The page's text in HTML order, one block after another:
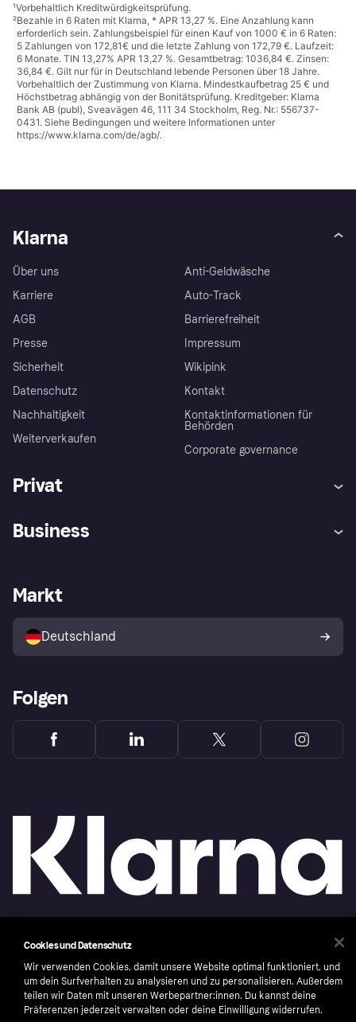
¹Vorbehaltlich Kreditwürdigkeitsprüfung.
²Bezahle in 6 Raten mit Klarna, * APR 13,27 %. Eine Anzahlung kann
erforderlich sein. Zahlungsbeispiel für einen Kauf von 1000 € in 6 Raten:
5 Zahlungen von 172,81€ und die letzte Zahlung von 172,79 €. Laufzeit:
6 Monate. TIN 13,27% APR 13,27 %. Gesamtbetrag: 1036,84 €. Zinsen:
36,84 €. Gilt nur für in Deutschland lebende Personen über 18 Jahre.
Vorbehaltlich der Zustimmung von Klarna. Mindestkaufbetrag 25 € und
Höchstbetrag abhängig von der Bonitätsprüfung. Kreditgeber: Klarna
Bank AB (publ), Sveavägen 46, 111 34 Stockholm, Reg. Nr.: 556737-
0431. Siehe Bedingungen und weitere Informationen unter
https://www.klarna.com/de/agb/.
Klarna
Über uns
Karriere
AGB
Presse
Sicherheit
Datenschutz
Nachhaltigkeit
Weiterverkaufen
Anti-Geldwäsche
Auto-Track
Barrierefreiheit
Impressum
Wikipink
Kontakt
Kontaktinformationen für
Behörden
Corporate governance
Privat
Klarna App
Shops entdecken
Käuferschutzrichtlinie
Dein Widerrufsrecht
Business
Händlerportal
Markt
Deutschland
Folgen
Copyright © 2005-2026 Klarna Bank AB (publ). Headquarters: Stockholm, Sweden. All
rights reserved. Klarna Bank AB (publ). Sveavägen 46, 111 34 Stockholm. Organization
NutzungsbedingungenCookiesKlarna.com
Cookies und Datenschutz
Wir verwenden Cookies, damit unsere Website optimal funktioniert, und
um dein Surfverhalten zu analysieren und zu personalisieren. Außerdem
teilen wir Daten mit unseren Werbepartner:innen. Du kannst deine
Präferenzen jederzeit verwalten oder deine Einwilligung widerrufen.